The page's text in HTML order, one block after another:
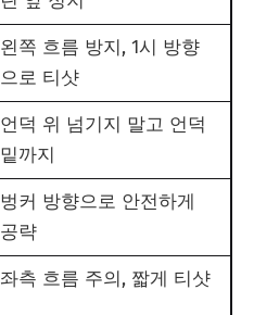
왼쪽 흐름 방지, 1시 방향
으로 티샷
언덕 위 넘기지 말고 언덕
밑까지
벙커 방향으로 안전하게
공략
좌측 흐름 주의, 짧게 티샷